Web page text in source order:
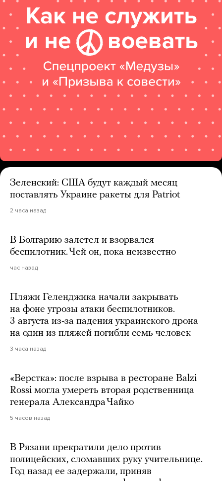
Зеленский: США будут каждый месяц
поставлять Украине ракеты для Patriot
2 часа назад
В Болгарию залетел и взорвался
беспилотник. Чей он, пока неизвестно
час назад
Пляжи Геленджика начали закрывать
на фоне угрозы атаки беспилотников.
3 августа из-за падения украинского дрона
на один из пляжей погибли семь человек
3 часа назад
«Верстка»: после взрыва в ресторане Balzi
Rossi могла умереть вторая родственница
генерала Александра Чайко
5 часов назад
В Рязани прекратили дело против
полицейских, сломавших руку учительнице.
Год назад ее задержали, приняв